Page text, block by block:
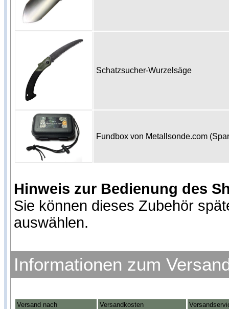
Schatzsucher-Wurzelsäge
Fundbox von Metallsonde.com
Hinweis zur Bedienung des
Sie können dieses Zubehör
auswählen.
Informationen zum
Versand nach Versandkosten